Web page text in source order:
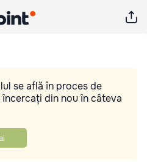
se află în proces de
din nou în câteva